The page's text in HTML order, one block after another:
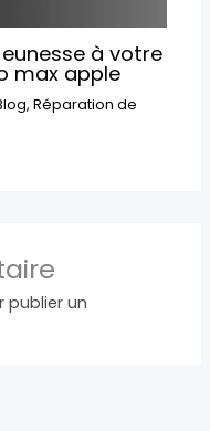
à votre
max apple
,Réparation de
publier un